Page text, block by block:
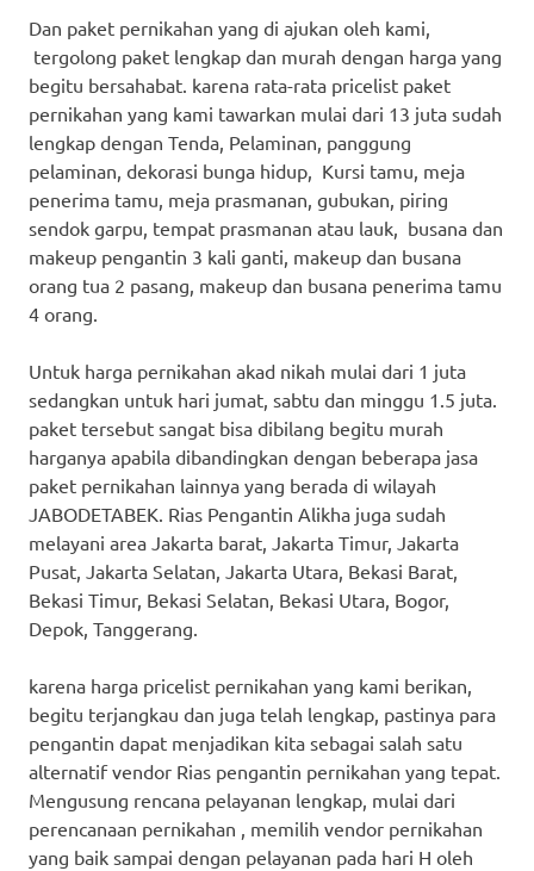
Dan paket pernikahan yang di ajukan oleh kami,
tergolong paket lengkap dan murah dengan harga yang
begitu bersahabat. karena rata-rata pricelist paket
pernikahan yang kami tawarkan mulai dari 13 juta sudah
lengkap dengan Tenda, Pelaminan, panggung
pelaminan, dekorasi bunga hidup, Kursi tamu, meja
penerima tamu, meja prasmanan, gubukan, piring
sendok garpu, tempat prasmanan atau lauk, busana dan
makeup pengantin 3 kali ganti, makeup dan busana
orang tua 2 pasang, makeup dan busana penerima tamu
4 orang.
Untuk harga pernikahan akad nikah mulai dari 1 juta
sedangkan untuk hari jumat, sabtu dan minggu 1.5 juta.
paket tersebut sangat bisa dibilang begitu murah
harganya apabila dibandingkan dengan beberapa jasa
paket pernikahan lainnya yang berada di wilayah
JABODETABEK. Rias Pengantin Alikha juga sudah
melayani area Jakarta barat, Jakarta Timur, Jakarta
Pusat, Jakarta Selatan, Jakarta Utara, Bekasi Barat,
Bekasi Timur, Bekasi Selatan, Bekasi Utara, Bogor,
Depok, Tanggerang.
karena harga pricelist pernikahan yang kami berikan,
begitu terjangkau dan juga telah lengkap, pastinya para
pengantin dapat menjadikan kita sebagai salah satu
alternatif vendor Rias pengantin pernikahan yang tepat.
Mengusung rencana pelayanan lengkap, mulai dari
perencanaan pernikahan , memilih vendor pernikahan
yang baik sampai dengan pelayanan pada hari H oleh